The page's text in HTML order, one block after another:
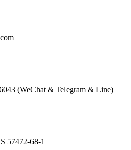
(WeChat & Telegram & Line)